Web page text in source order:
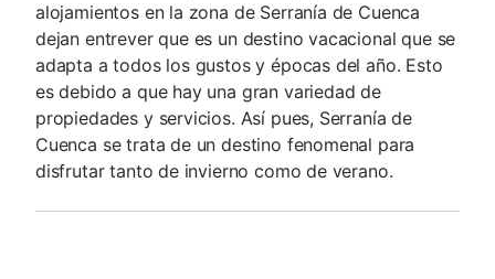
alojamientos en la zona de Serranía de Cuenca
dejan entrever que es un destino vacacional que se
adapta a todos los gustos y épocas del año. Esto
es debido a que hay una gran variedad de
propiedades y servicios. Así pues, Serranía de
Cuenca se trata de un destino fenomenal para
disfrutar tanto de invierno como de verano.